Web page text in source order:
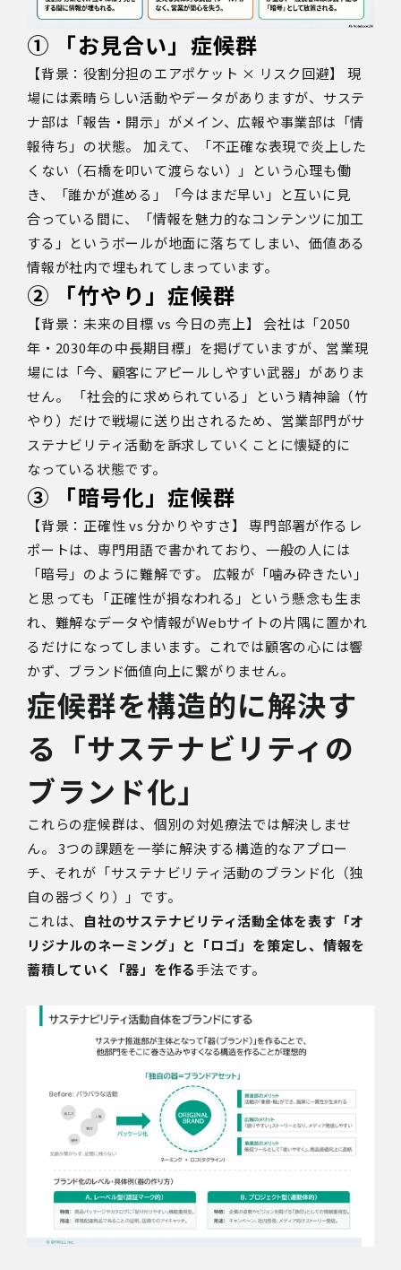
① 「お見合い」症候群
【背景：役割分担のエアポケット × リスク回避】 現
場には素晴らしい活動やデータがありますが、サステ
ナ部は「報告・開示」がメイン、広報や事業部は「情
報待ち」の状態。 加えて、「不正確な表現で炎上した
くない（石橋を叩いて渡らない）」という心理も働
き、「誰かが進める」「今はまだ早い」と互いに見
合っている間に、「情報を魅力的なコンテンツに加工
する」というボールが地面に落ちてしまい、価値ある
情報が社内で埋もれてしまっています。
② 「竹やり」症候群
【背景：未来の目標 vs 今日の売上】 会社は「2050
年・2030年の中長期目標」を掲げていますが、営業現
場には「今、顧客にアピールしやすい武器」がありま
せん。 「社会的に求められている」という精神論（竹
やり）だけで戦場に送り出されるため、営業部門がサ
ステナビリティ活動を訴求していくことに懐疑的に
なっている状態です。
③ 「暗号化」症候群
【背景：正確性 vs 分かりやすさ】 専門部署が作るレ
ポートは、専門用語で書かれており、一般の人には
「暗号」のように難解です。 広報が「噛み砕きたい」
と思っても「正確性が損なわれる」という懸念も生ま
れ、難解なデータや情報がWebサイトの片隅に置かれ
るだけになってしまいます。これでは顧客の心には響
かず、ブランド価値向上に繋がりません。
症候群を構造的に解決す
る「サステナビリティの
ブランド化」
これらの症候群は、個別の対処療法では解決しませ
ん。 3つの課題を一挙に解決する構造的なアプロー
チ、それが「サステナビリティ活動のブランド化（独
自の器づくり）」です。
これは、 自社のサステナビリティ活動全体を表す「オ
リジナルのネーミング」と「ロゴ」を策定し、情報を
蓄積していく「器」を作る手法です。